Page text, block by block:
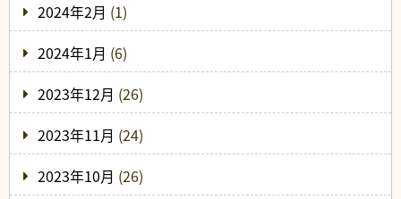
2024年2月 (1)
2024年1月 (6)
2023年12月 (26)
2023年11月 (24)
2023年10月 (26)